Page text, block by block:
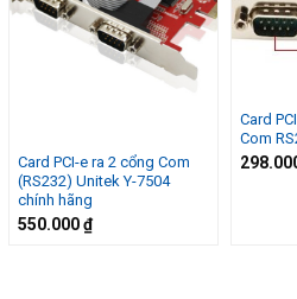
Card PCI-e ra 2 cổng Com
(RS232) Unitek Y-7504
chính hãng
550.000₫
Card
Com